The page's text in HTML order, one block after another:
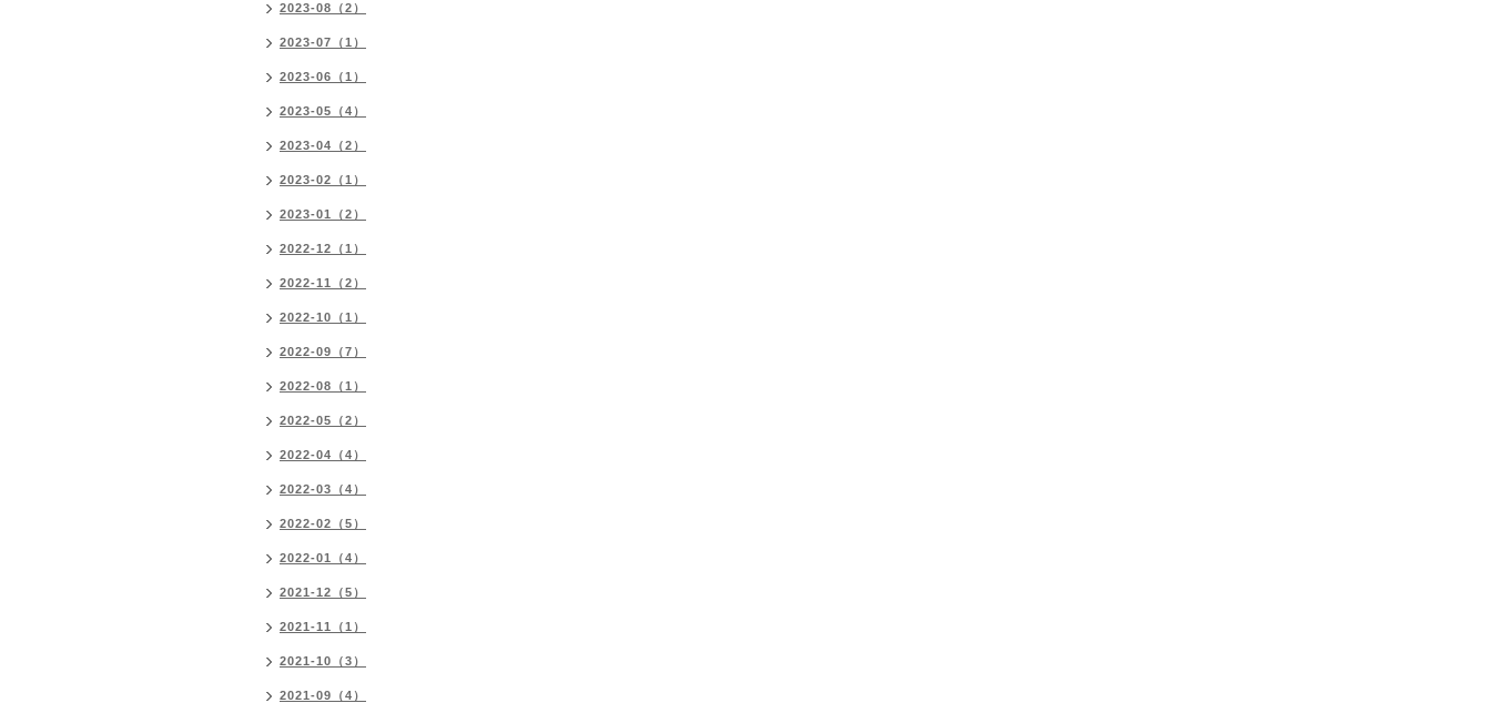
2023-08（2）
2023-07（1）
2023-06（1）
2023-05（4）
2023-04（2）
2023-02（1）
2023-01（2）
2022-12（1）
2022-11（2）
2022-10（1）
2022-09（7）
2022-08（1）
2022-05（2）
2022-04（4）
2022-03（4）
2022-02（5）
2022-01（4）
2021-12（5）
2021-11（1）
2021-10（3）
2021-09（4）